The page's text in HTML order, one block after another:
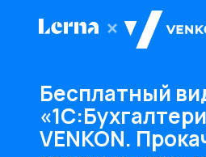
Бесплатный
VENKON.